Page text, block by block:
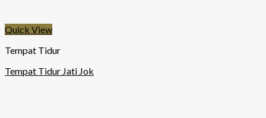
Quick View
Tempat Tidur
Tempat Tidur Jati Jok